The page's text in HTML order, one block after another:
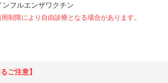
ンフルエンザワクチン
制限により自由診療となる場合があります。
ご注意】